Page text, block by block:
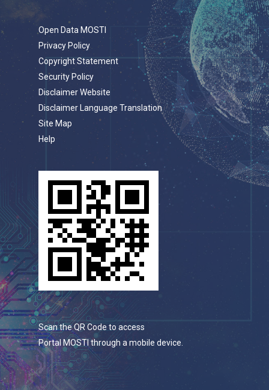
Open Data MOSTI
Privacy Policy
Copyright Statement
Security Policy
Disclaimer Website
Disclaimer Language Translation
Site Map
Help
Scan the QR Code to access
Portal MOSTI through a mobile device.